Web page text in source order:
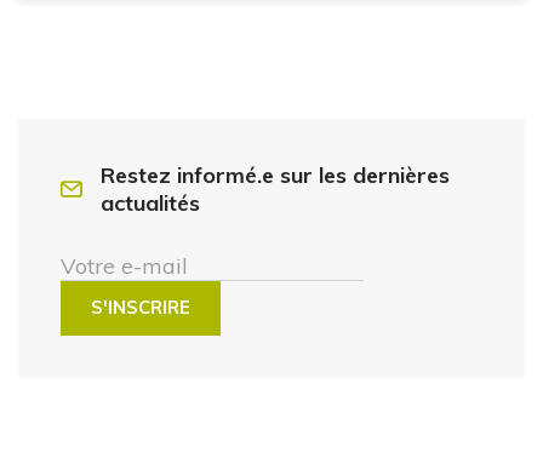
Restez informé.e sur les dernières
actualités
Votre e-mail